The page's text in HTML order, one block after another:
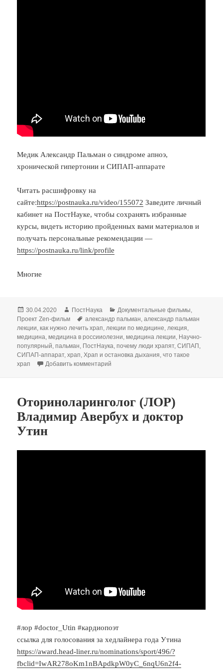
Медик Александр Пальман о синдроме апноэ,
хронической гипертонии и СИПАП-аппарате
Читать расшифровку на
сайте:https://postnauka.ru/video/155072 Заведите личный
кабинет на ПостНауке, чтобы сохранять избранные
курсы, видеть историю пройденных вами материалов и
получать персональные рекомендации —
https://postnauka.ru/link/profile
Многие
Опубликовано
30.04.2020 Автор
ПостНаука Рубрики
Документальные фильмы,
Проект Zen-фильм
Метки
александр пальман,александр пальман
лекции,как нужно лечить храп,лекции по медицине,лекция,
медицина,медицина в россииолезни,медицина лекции, Научно-
популярный,пальман, ПостНаука,почему люди храпят,СИПАП ,
СИПАП-аппарат,храп,Храп и остановка дыхания,что такое
храп
Добавить комментарий
Оториноларинголог (ЛОР)
Владимир Авербух и доктор
Утин
#лор #doctor_Utin #кардиопоэт
ссылка для голосования за хедлайнера года Утина
https://award.head-liner.ru/nominations/sport/496/?
fbclid=IwAR278oKm1nBApdkpW0yC_6nqU6n2f4-